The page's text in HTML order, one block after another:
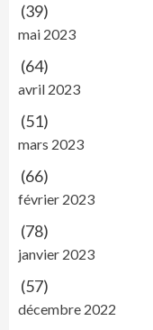
(39)
mai 2023
(64)
avril 2023
(51)
mars 2023
(66)
février 2023
(78)
janvier 2023
(57)
décembre 2022